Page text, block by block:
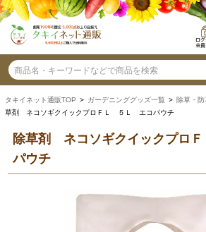
ロ
会
タキイネット通販TOP > ガーデニンググッズ一覧 > 除草・
草剤 ネコソギクイックプロＦＬ ５Ｌ エコパウチ
除草剤 ネコソギクイックプロ
パウチ